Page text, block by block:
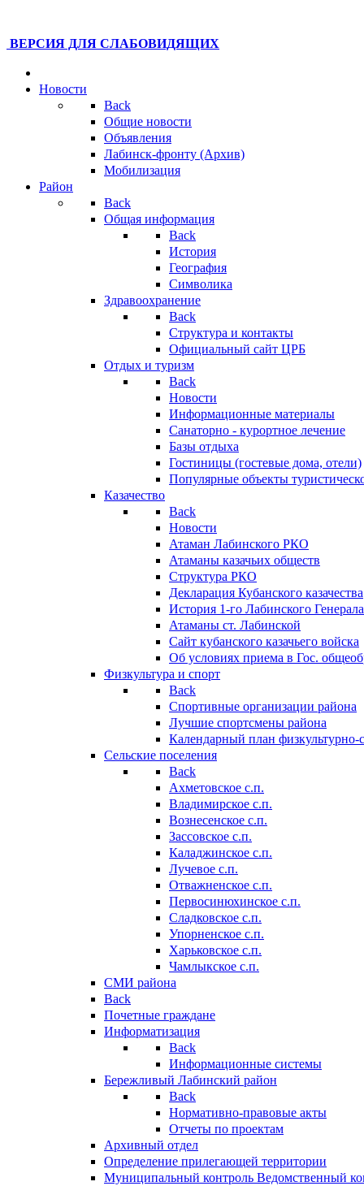
ВЕРСИЯ ДЛЯ СЛАБОВИДЯЩИХ
Новости
Back
Общие новости
Объявления
Лабинск-фронту (Архив)
Мобилизация
Район
Back
Общая информация
Back
История
География
Символика
Здравоохранение
Back
Структура и контакты
Официальный сайт ЦРБ
Отдых и туризм
Back
Новости
Информационные материалы
Санаторно - курортное лечение
Базы отдыха
Гостиницы (гостевые дома, отели)
Популярные объекты
Казачество
Back
Новости
Атаман Лабинского РКО
Атаманы казачьих обществ
Структура РКО
Декларация Кубанского казачества
История 1-го Лабинского
Атаманы ст. Лабинской
Cайт кубанского казачьего войска
Об условиях приема в Гос.
Физкультура и спорт
Back
Спортивные организации района
Лучшие спортсмены района
Календарный план
Сельские поселения
Back
Ахметовское с.п.
Владимирское с.п.
Вознесенское с.п.
Зассовское с.п.
Каладжинское с.п.
Лучевое с.п.
Отважненское с.п.
Первосинюхинское с.п.
Сладковское с.п.
Упорненское с.п.
Харьковское с.п.
Чамлыкское с.п.
СМИ района
Back
Почетные граждане
Информатизация
Back
Информационные системы
Бережливый Лабинский район
Back
Нормативно-правовые акты
Отчеты по проектам
Архивный отдел
Определение прилегающей территории
Муниципальный контроль Ведомственный